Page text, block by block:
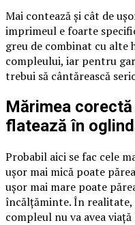
Mai contează și cât de
imprimeul e foarte
greu de combinat cu alte
compleului, iar pentru
trebui să cântărească
Mărimea
flatează în
Probabil aici se fac cele
ușor mai mică poate
ușor mai mare poate
încălțăminte. În realitate,
compleul nu va avea